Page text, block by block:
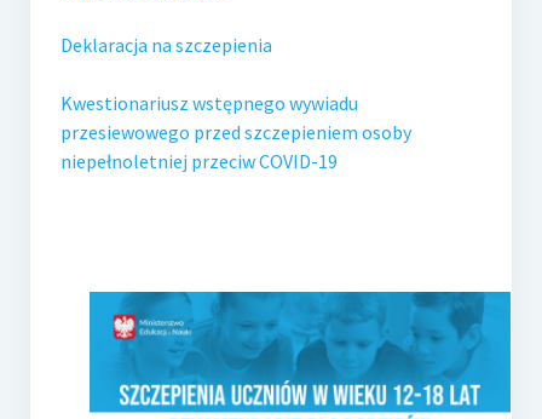
Deklaracja na szczepienia
Kwestionariusz wstępnego wywiadu
przesiewowego przed szczepieniem osoby
niepełnoletniej przeciw COVID-19